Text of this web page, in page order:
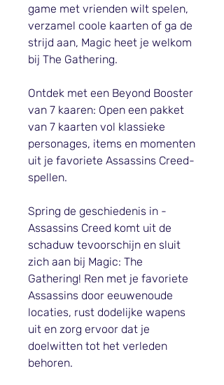
game met vrienden wilt spelen,
verzamel coole kaarten of ga de
strijd aan, Magic heet je welkom
bij The Gathering.
Ontdek met een Beyond Booster
van 7 kaaren: Open een pakket
van 7 kaarten vol klassieke
personages, items en momenten
uit je favoriete Assassins Creed-
spellen.
Spring de geschiedenis in -
Assassins Creed komt uit de
schaduw tevoorschijn en sluit
zich aan bij Magic: The
Gathering! Ren met je favoriete
Assassins door eeuwenoude
locaties, rust dodelijke wapens
uit en zorg ervoor dat je
doelwitten tot het verleden
behoren.